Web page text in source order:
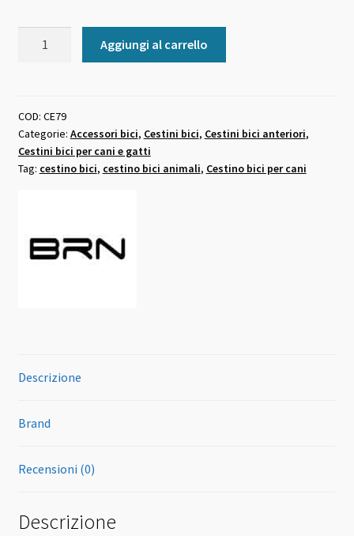
animali
BRN
Doggy
quantità
Aggiungi al carrello
COD: CE79
Categorie: Accessori bici, Cestini bici, Cestini bici anteriori,
Cestini bici per cani e gatti
Tag: cestino bici, cestino bici animali, Cestino bici per cani
Descrizione
Brand
Recensioni (0)
Descrizione